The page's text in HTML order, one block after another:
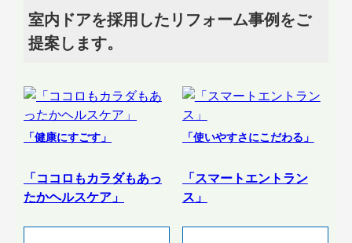
室内ドアを採用したリフォーム事例をご
提案します。
「健康にすごす」
「ココロもカラダもあっ
たかヘルスケア」
「使いやすさにこだわる」
「スマートエントラン
ス」